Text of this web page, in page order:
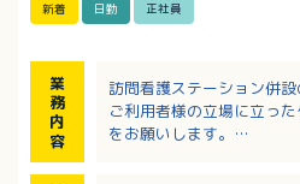
新着 日勤 正社員
業
務
内
容
訪問看護ステーション併
ご利用者様の立場に立っ
をお願いします。